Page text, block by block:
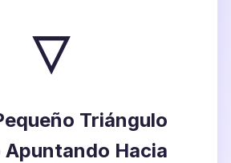
▿
Triángulo
Apuntando Hacia